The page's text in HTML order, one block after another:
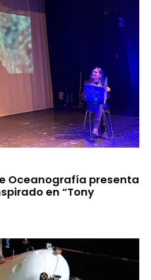
Oceanografía presenta
en “Tony